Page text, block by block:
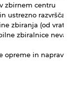
zbirnem centru
ustrezno razvršča
zbiranja (od vrat
zbiralnice
opreme in naprav